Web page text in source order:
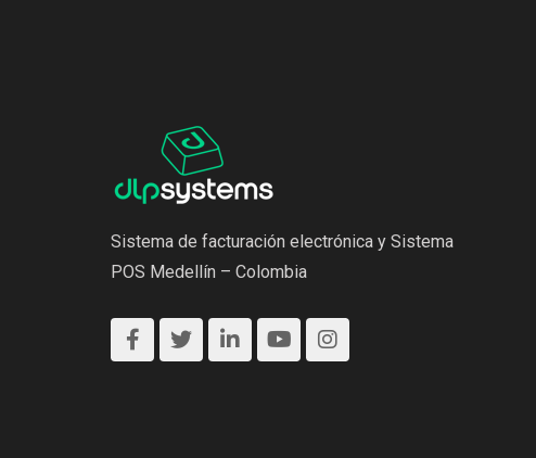
Sistema de facturación electrónica y Sistema
POS Medellín – Colombia